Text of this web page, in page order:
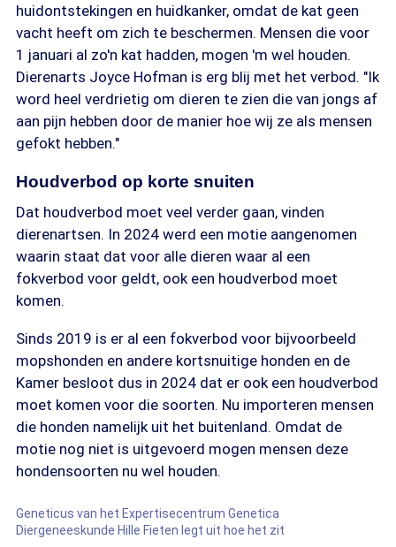
huidontstekingen en huidkanker, omdat de kat geen
vacht heeft om zich te beschermen. Mensen die voor
1 januari al zo'n kat hadden, mogen 'm wel houden.
Dierenarts Joyce Hofman is erg blij met het verbod. "Ik
word heel verdrietig om dieren te zien die van jongs af
aan pijn hebben door de manier hoe wij ze als mensen
gefokt hebben."
Houdverbod op korte snuiten
Dat houdverbod moet veel verder gaan, vinden
dierenartsen. In 2024 werd een motie aangenomen
waarin staat dat voor alle dieren waar al een
fokverbod voor geldt, ook een houdverbod moet
komen.
Sinds 2019 is er al een fokverbod voor bijvoorbeeld
mopshonden en andere kortsnuitige honden en de
Kamer besloot dus in 2024 dat er ook een houdverbod
moet komen voor die soorten. Nu importeren mensen
die honden namelijk uit het buitenland. Omdat de
motie nog niet is uitgevoerd mogen mensen deze
hondensoorten nu wel houden.
Geneticus van het Expertisecentrum Genetica
Diergeneeskunde Hille Fieten legt uit hoe het zit